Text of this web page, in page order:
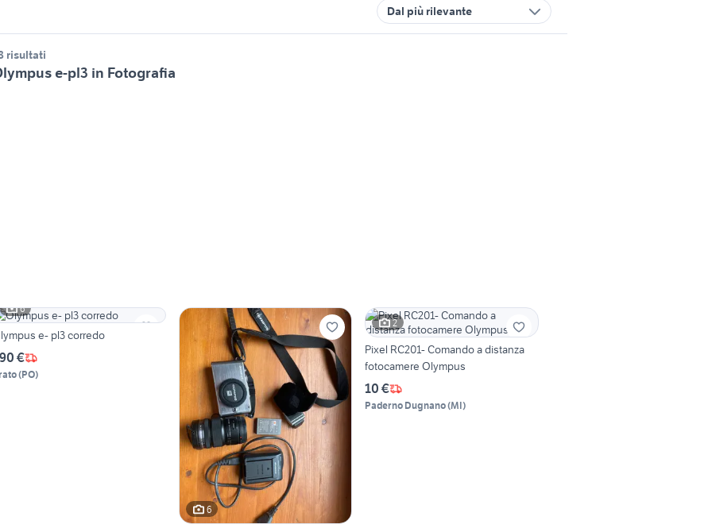
Dal più rilevante
risultati
e-pl3 in Fotografia
6
e- pl3 corredo
€
(PO)
6
2
Pixel RC201- Comando a distanza
fotocamere Olympus
10 €
Paderno Dugnano(MI)